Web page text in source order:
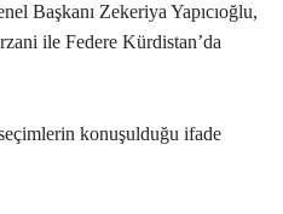
Başkanı Zekeriya Yapıcıoğlu,
ile Federe Kürdistan’da
konuşulduğu ifade